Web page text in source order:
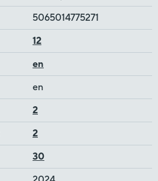
5065014775271
12
en
en
2
2
30